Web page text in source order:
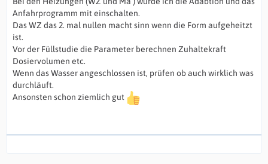
Anfahrprogramm mit einschalten.
Das WZ das 2. mal nullen macht sinn wenn die Form aufgeheitzt
ist.
Vor der Füllstudie die Parameter berechnen Zuhaltekraft
Dosiervolumen etc.
Wenn das Wasser angeschlossen ist, prüfen ob auch wirklich was
durchläuft.
Ansonsten schon ziemlich gut